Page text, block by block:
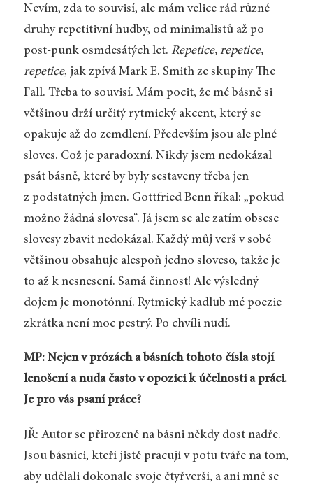
Nevím, zda to souvisí, ale mám velice rád různé
druhy repetitivní hudby, od minimalistů až po
post-punk osmdesátých let. Repetice, repetice,
repetice, jak zpívá Mark E. Smith ze skupiny The
Fall. Třeba to souvisí. Mám pocit, že mé básně si
většinou drží určitý rytmický akcent, který se
opakuje až do zemdlení. Především jsou ale plné
sloves. Což je paradoxní. Nikdy jsem nedokázal
psát básně, které by byly sestaveny třeba jen
z podstatných jmen. Gottfried Benn říkal: „pokud
možno žádná slovesa“. Já jsem se ale zatím obsese
slovesy zbavit nedokázal. Každý můj verš v sobě
většinou obsahuje alespoň jedno sloveso, takže je
to až k nesnesení. Samá činnost! Ale výsledný
dojem je monotónní. Rytmický kadlub mé poezie
zkrátka není moc pestrý. Po chvíli nudí.
MP: Nejen v prózách a básních tohoto čísla stojí
lenošení a nuda často v opozici k účelnosti a práci.
Je pro vás psaní práce?
JŘ: Autor se přirozeně na básni někdy dost nadře.
Jsou básníci, kteří jistě pracují v potu tváře na tom,
aby udělali dokonale svoje čtyřverší, a ani mně se